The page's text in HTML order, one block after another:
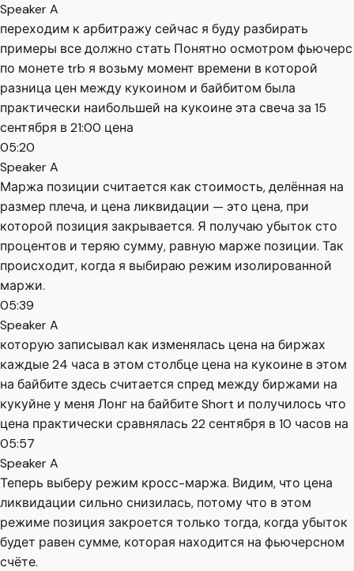
Speaker A
переходим к арбитражу сейчас я буду разбирать
примеры все должно стать Понятно осмотром фьючерс
по монете trb я возьму момент времени в которой
разница цен между кукоином и байбитом была
практически наибольшей на кукоине эта свеча за 15
сентября в 21:00 цена
05:20
Speaker A
Маржа позиции считается как стоимость, делённая на
размер плеча, и цена ликвидации — это цена, при
которой позиция закрывается. Я получаю убыток сто
процентов и теряю сумму, равную марже позиции. Так
происходит, когда я выбираю режим изолированной
маржи.
05:39
Speaker A
которую записывал как изменялась цена на биржах
каждые 24 часа в этом столбце цена на кукоине в этом
на байбите здесь считается спред между биржами на
кукуйне у меня Лонг на байбите Short и получилось что
цена практически сравнялась 22 сентября в 10 часов на
05:57
Speaker A
Теперь выберу режим кросс-маржа. Видим, что цена
ликвидации сильно снизилась, потому что в этом
режиме позиция закроется только тогда, когда убыток
будет равен сумме, которая находится на фьючерсном
счёте.